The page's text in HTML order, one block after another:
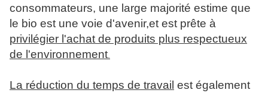
consommateurs, une large majorité estime que
le bio est une voie d'avenir,et est prête à
privilégier l'achat de produits plus respectueux
de l'environnement
La réduction du temps de travail est également